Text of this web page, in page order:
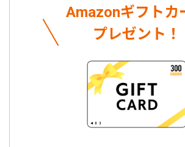
Amazonギフトカ
プレゼント！